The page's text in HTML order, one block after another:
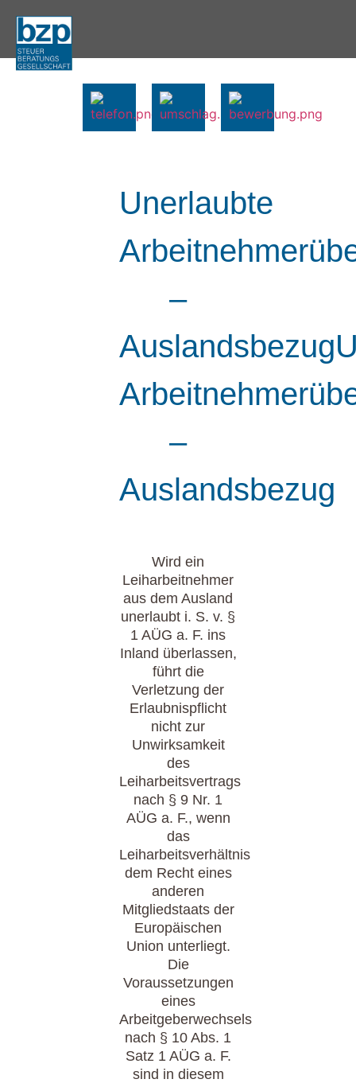
Unerlaubte
–
–
Auslandsbezug
Wird ein
Leiharbeitnehmer
aus dem Ausland
unerlaubt i. S. v. §
1 AÜG a. F. ins
Inland überlassen,
führt die
Verletzung der
Erlaubnispflicht
nicht zur
Unwirksamkeit
des
Leiharbeitsvertrags
nach § 9 Nr. 1
AÜG a. F., wenn
das
Leiharbeitsverhältnis
dem Recht eines
anderen
Mitgliedstaats der
Europäischen
Union unterliegt.
Die
Voraussetzungen
eines
Arbeitgeberwechsels
nach § 10 Abs. 1
Satz 1 AÜG a. F.
sind in diesem